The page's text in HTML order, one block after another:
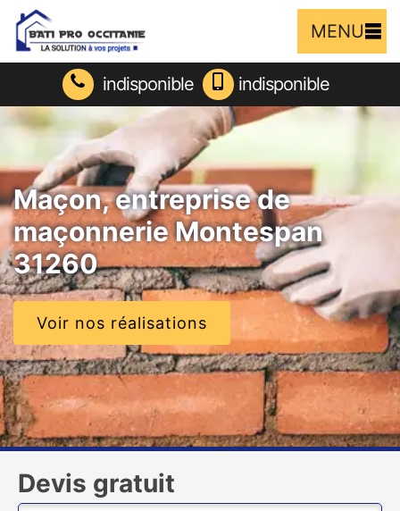
MENU
indisponible indisponible
Maçon, entreprise de
maçonnerie Montespan
31260
Voir nos réalisations
Devis gratuit